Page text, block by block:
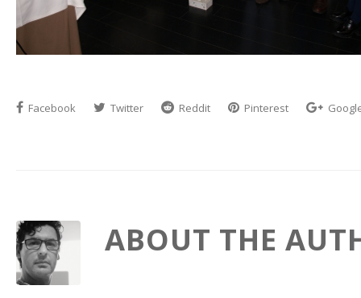
Facebook Twitter Reddit Pinterest
ABOUT THE